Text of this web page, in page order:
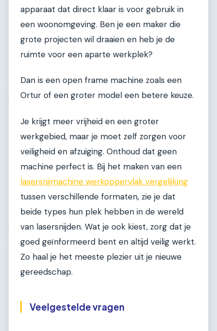
apparaat dat direct klaar is voor gebruik in
een woonomgeving. Ben je een maker die
grote projecten wil draaien en heb je de
ruimte voor een aparte werkplek?
Dan is een open frame machine zoals een
Ortur of een groter model een betere keuze.
Je krijgt meer vrijheid en een groter
werkgebied, maar je moet zelf zorgen voor
veiligheid en afzuiging. Onthoud dat geen
machine perfect is. Bij het maken van een
lasersnijmachine werkoppervlak vergelijking
tussen verschillende formaten, zie je dat
beide types hun plek hebben in de wereld
van lasersnijden. Wat je ook kiest, zorg dat je
goed geïnformeerd bent en altijd veilig werkt.
Zo haal je het meeste plezier uit je nieuwe
gereedschap.
Veelgestelde vragen